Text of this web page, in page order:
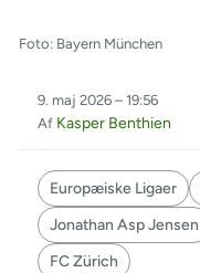
Foto: Bayern München
9. maj 2026 – 19:56
Af Kasper Benthien
Europæiske Ligaer
Jonathan Asp Jensen
FC Zürich